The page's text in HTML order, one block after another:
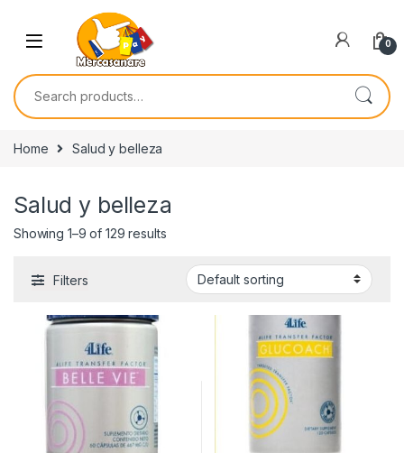
Skip to navigation
0
Search for:
Home Salud y belleza
Salud y belleza
Showing 1–9 of 129 results
Filters